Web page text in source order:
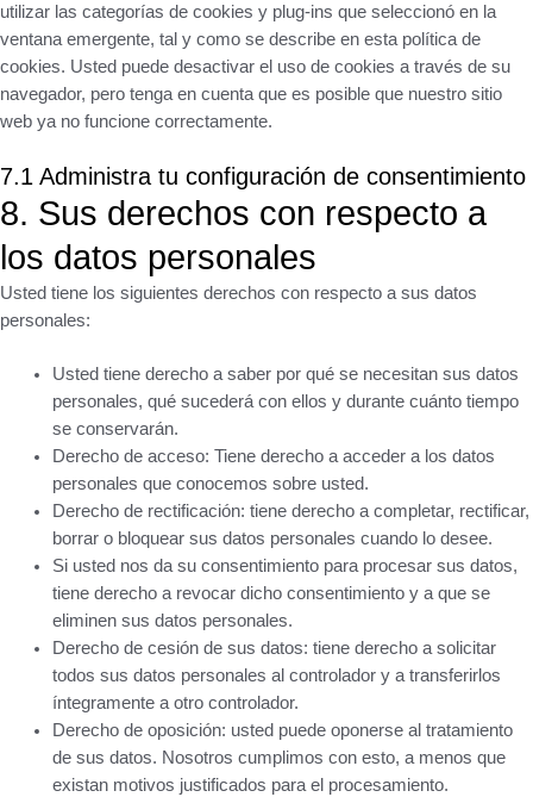
utilizar las categorías de cookies y plug-ins que seleccionó en la
ventana emergente, tal y como se describe en esta política de
cookies. Usted puede desactivar el uso de cookies a través de su
navegador, pero tenga en cuenta que es posible que nuestro sitio
web ya no funcione correctamente.
7.1 Administra tu configuración de consentimiento
8. Sus derechos con respecto a
los datos personales
Usted tiene los siguientes derechos con respecto a sus datos
personales:
Usted tiene derecho a saber por qué se necesitan sus datos
personales, qué sucederá con ellos y durante cuánto tiempo
se conservarán.
Derecho de acceso: Tiene derecho a acceder a los datos
personales que conocemos sobre usted.
Derecho de rectificación: tiene derecho a completar, rectificar,
borrar o bloquear sus datos personales cuando lo desee.
Si usted nos da su consentimiento para procesar sus datos,
tiene derecho a revocar dicho consentimiento y a que se
eliminen sus datos personales.
Derecho de cesión de sus datos: tiene derecho a solicitar
todos sus datos personales al controlador y a transferirlos
íntegramente a otro controlador.
Derecho de oposición: usted puede oponerse al tratamiento
de sus datos. Nosotros cumplimos con esto, a menos que
existan motivos justificados para el procesamiento.